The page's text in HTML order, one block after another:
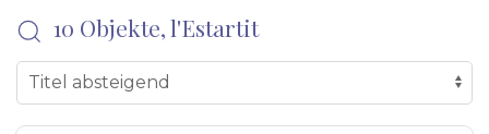
10 Objekte, l'Estartit
22 FERIENWOHNUNG - ES1863